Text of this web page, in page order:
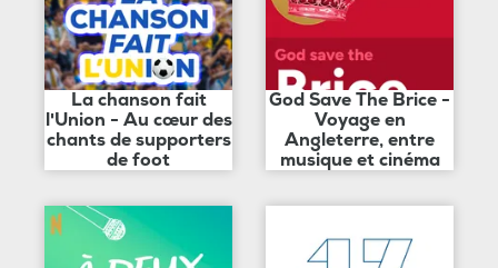
La chanson fait
l'Union - Au cœur des
chants de supporters
de foot
God Save The Brice -
Voyage en
Angleterre, entre
musique et cinéma